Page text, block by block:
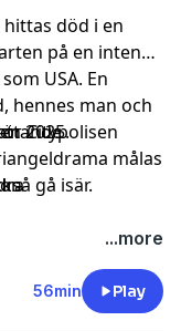
PST
helt
påpodme.com-
sedan ner
Play
hittas död i en
på en intensiv
USA. En
hennes man och
målas
gå isär.
Citypolisen
chef vid ett
2025.
helt
på podme.com -
sedan ner
...more
56min Play